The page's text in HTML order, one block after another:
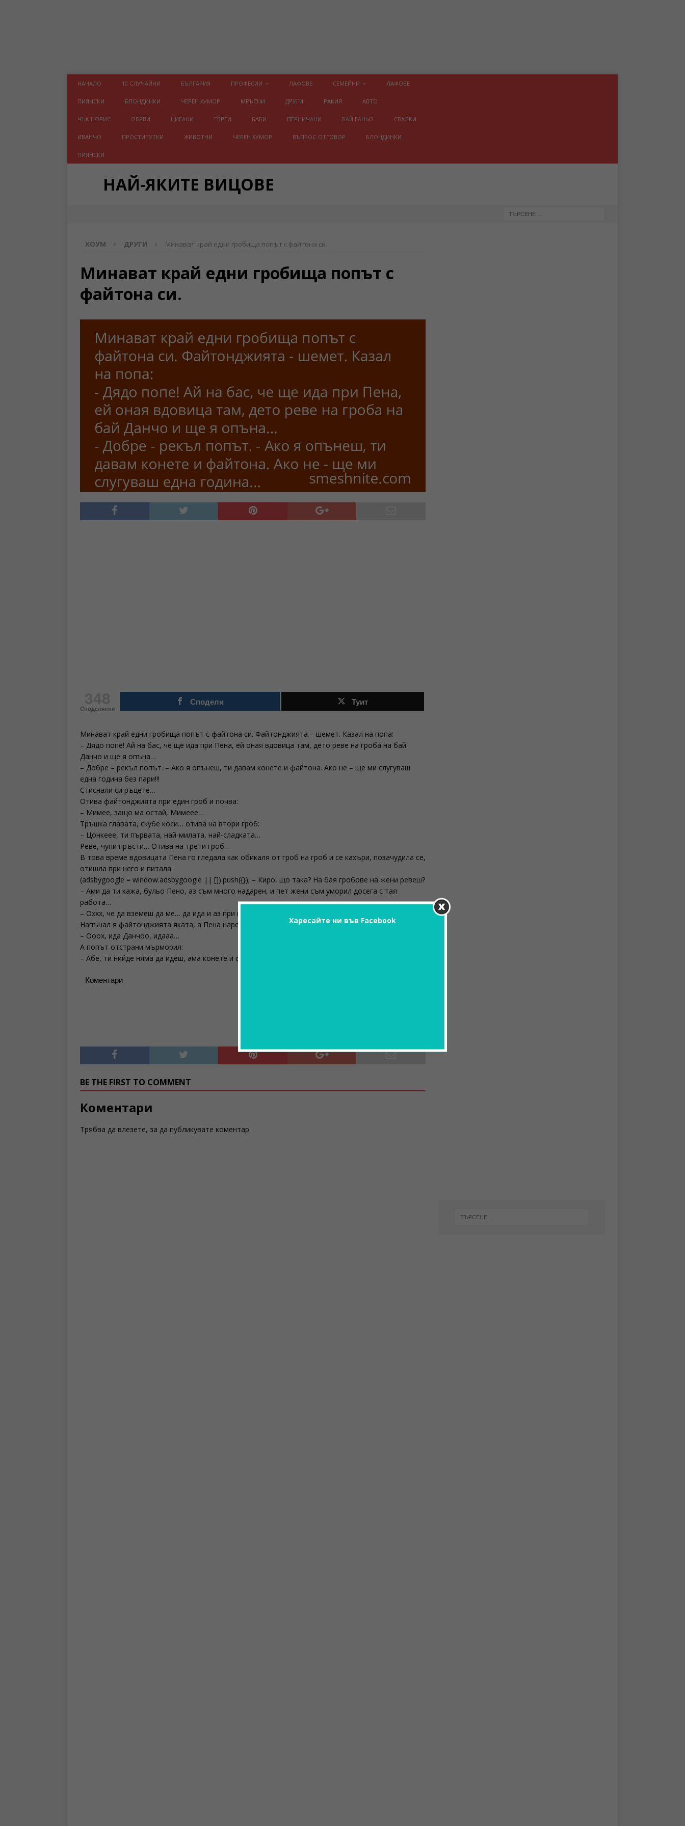
НАЧАЛО 10 СЛУЧАЙНИ БЪЛГАРИЯ ПРОФЕСИИ ЛАФОВЕ СЕМЕЙНИ ЛАФОВЕ
ПИЯНСКИ БЛОНДИНКИ ЧЕРЕН ХУМОР МРЪСНИ ДРУГИ РАКИЯ АВТО
ЧЪК НОРИС ОБЯВИ ЦИГАНИ ЕВРЕИ БАБИ ПЕРНИЧАНИ БАЙ ГАНЬО СВАЛКИ
ИВАНЧО ПРОСТИТУТКИ ЖИВОТНИ ЧЕРЕН ХУМОР ВЪПРОС-ОТГОВОР БЛОНДИНКИ
ПИЯНСКИ
НАЙ-ЯКИТЕ ВИЦОВЕ
ХОУМ ДРУГИ Минават край едни гробища попът с файтона си.
Минават край едни гробища попът с
файтона си.
Споделяния
Сподели Туит
Минават край едни гробища попът с файтона си. Файтонджията – шемет. Казал на попа:
– Дядо попе! Ай на бас, че ще ида при Пена, ей оная вдовица там, дето реве на гроба на бай
Данчо и ще я опъна…
– Добре – рекъл попът. – Ако я опънеш, ти давам конете и файтона. Ако не – ще ми слугуваш
една година без пари!!!
Стиснали си ръцете…
Отива файтонджията при един гроб и почва:
– Мимее, защо ма остай, Мимеее…
Тръшка главата, скубе коси… отива на втори гроб:
– Цонкеее, ти първата, най-милата, най-сладката…
Реве, чупи пръсти… Отива на трети гроб…
В това време вдовицата Пена го гледала как обикаля от гроб на гроб и се кахъри, позачудила се,
отишла при него и питала:
(adsbygoogle = window.adsbygoogle || []).push({}); – Киро, що така? На бая гробове на жени ревеш?
– Ами да ти кажа, бульо Пено, аз съм много надарен, и пет жени съм уморил досега с тая
работа…
– Оххх, че да вземеш да ме… да ида и аз при моя мъж…
Напънал я файтонджията яката, а Пена нареждала:
– Ооох, ида Данчоо, идааа…
А попът отстрани мърморил:
– Абе, ти нийде няма да идеш, ама конете и файтона ми заминаа..
Коментари
BE THE FIRST TO COMMENT
Коментари
Трябва да влезете, за да публикувате коментар.
Харесайте ни във Facebook